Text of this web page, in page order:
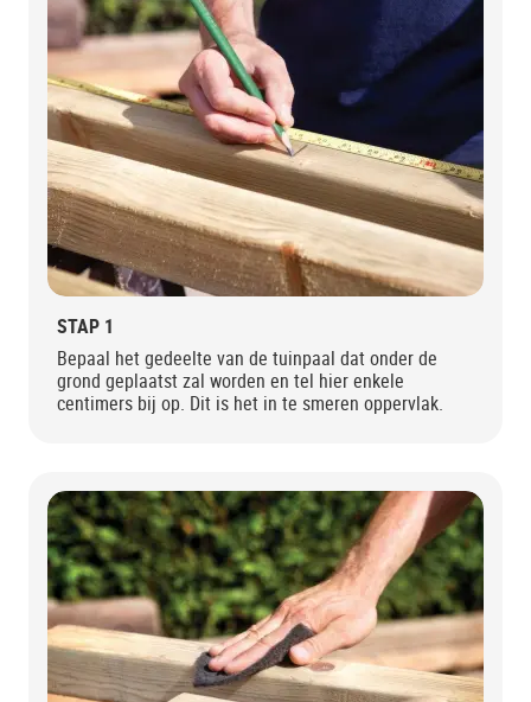
STAP 1
Bepaal het gedeelte van de tuinpaal dat onder de
grond geplaatst zal worden en tel hier enkele
centimers bij op. Dit is het in te smeren oppervlak.